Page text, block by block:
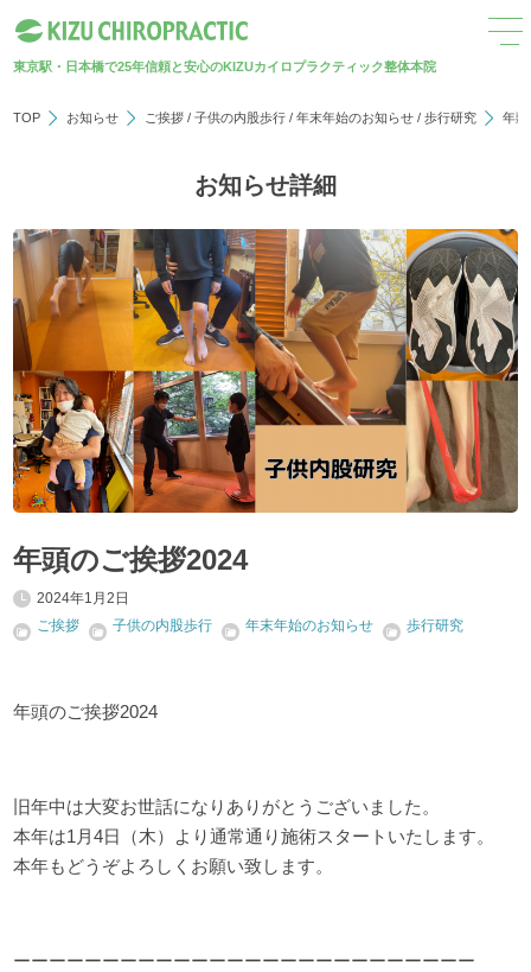
東京駅・日本橋で25年信頼と安心のKIZUカイロプラクティック整体本院
TOP お知らせ ご挨拶 /子供の内股歩行 /年末年始のお知らせ /歩行研究 年
お知らせ詳細
年頭のご挨拶2024
2024年1月2日
ご挨拶
子供の内股歩行 年末年始のお知らせ 歩行研究
年頭のご挨拶2024
旧年中は大変お世話になりありがとうございました。
本年は1月4日（木）より通常通り施術スタートいたします。
本年もどうぞよろしくお願い致します。
ーーーーーーーーーーーーーーーーーーーーーーーーーー